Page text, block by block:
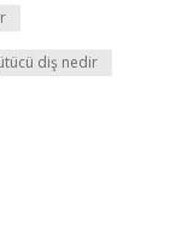
diş nedir